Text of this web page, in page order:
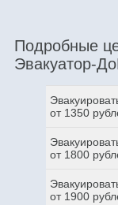
Подробные
Эвакуатор-
от 1350
от 1800
от 1900